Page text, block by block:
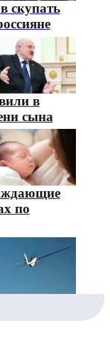
скупать
в
сына
по